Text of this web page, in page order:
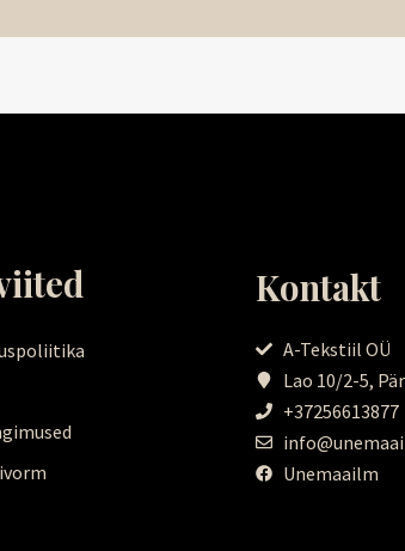
Kontakt
A-Tekstiil OÜ
Lao 10/2-5,
+37256613877
Unemaailm